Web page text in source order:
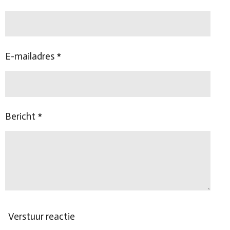
E-mailadres *
Bericht *
Verstuur reactie